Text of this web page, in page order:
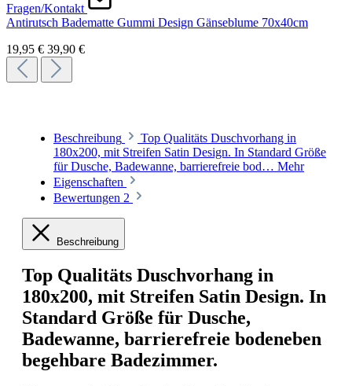
Fragen/Kontakt
Antirutsch Badematte Gummi Design Gänseblume 70x40cm
19,95 € 39,90 €
Beschreibung
Top Qualitäts Duschvorhang in
180x200, mit Streifen Satin Design. In Standard Größe
für Dusche, Badewanne, barrierefreie bod… Mehr
Eigenschaften
Bewertungen 2
Beschreibung
Top Qualitäts Duschvorhang in
180x200, mit Streifen Satin Design. In
Standard Größe für Dusche,
Badewanne, barrierefreie bodeneben
begehbare Badezimmer.